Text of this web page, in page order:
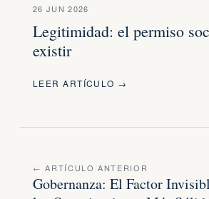
26 JUN 2026
Legitimidad: el permiso
existir
LEER ARTÍCULO →
← ARTÍCULO ANTERIOR
Gobernanza: El Factor